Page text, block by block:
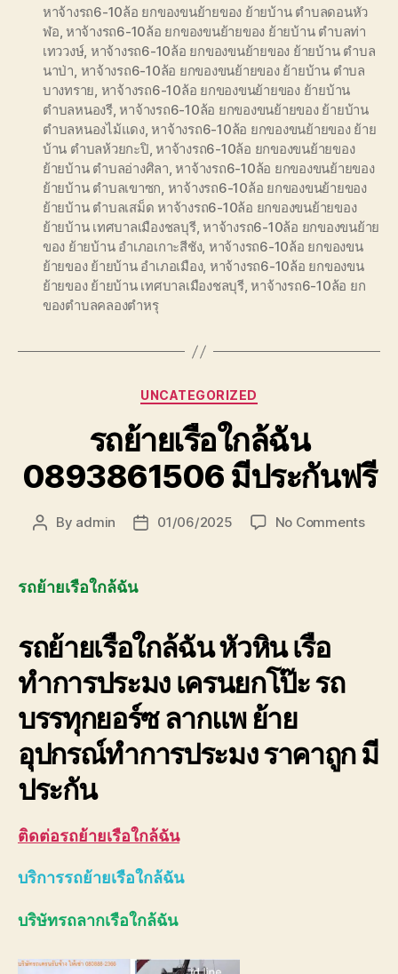
หาจ้างรถ6-10ล้อ ยกของขนย้ายของ ย้ายบ้าน ตำบลดอนหัว
ฬอ, หาจ้างรถ6-10ล้อ ยกของขนย้ายของ ย้ายบ้าน ตำบลท่า
เทววงษ์, หาจ้างรถ6-10ล้อ ยกของขนย้ายของ ย้ายบ้าน ตำบล
นาป่า, หาจ้างรถ6-10ล้อ ยกของขนย้ายของ ย้ายบ้าน ตำบล
บางทราย, หาจ้างรถ6-10ล้อ ยกของขนย้ายของ ย้ายบ้าน
ตำบลหนองรี,หาจ้างรถ6-10ล้อ ยกของขนย้ายของ ย้ายบ้าน
ตำบลหนองไม้แดง,หาจ้างรถ6-10ล้อ ยกของขนย้ายของ ย้าย
บ้าน ตำบลห้วยกะปิ,หาจ้างรถ6-10ล้อ ยกของขนย้ายของ
ย้ายบ้าน ตำบลอ่างศิลา,หาจ้างรถ6-10ล้อ ยกของขนย้ายของ
ย้ายบ้าน ตำบลเขาซก, หาจ้างรถ6-10ล้อ ยกของขนย้ายของ
ย้ายบ้าน ตำบลเสม็ด หาจ้างรถ6-10ล้อ ยกของขนย้ายของ
ย้ายบ้าน เทศบาลเมืองชลบุรี,หาจ้างรถ6-10ล้อ ยกของขนย้าย
ของ ย้ายบ้าน อำเภอเกาะสีชัง, หาจ้างรถ6-10ล้อ ยกของขน
ย้ายของ ย้ายบ้าน อำเภอเมือง, หาจ้างรถ6-10ล้อ ยกของขน
ย้ายของ ย้ายบ้าน เทศบาลเมืองชลบุรี,หาจ้างรถ6-10ล้อ ยก
ของตำบลคลองตำหรุ
Categories
UNCATEGORIZED
รถย้ายเรือใกล้ฉัน
0893861506 มีประกันฟรี
Post
By admin
Post01/06/2025 No Commentson
รถย้ายเรือใกล้ฉัน
รถย้ายเรือใกล้ฉันหัวหิน เรือ
ทำการประมง เครนยกโป๊ะ รถ
บรรทุกยอร์ซ ลากแพ ย้าย
อุปกรณ์ทำการประมง ราคาถูก มี
ประกัน
ติดต่อรถย้ายเรือใกล้ฉัน
บริการรถย้ายเรือใกล้ฉัน
บริษัทรถลากเรือใกล้ฉัน